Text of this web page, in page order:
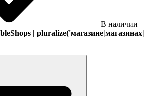
В наличии
| pluralize('магазине|магазинах|